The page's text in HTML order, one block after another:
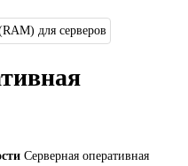
Серверная оперативная